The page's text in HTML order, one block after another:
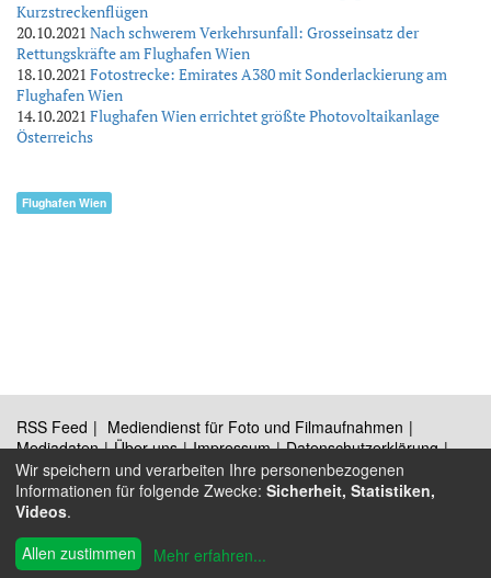
Kurzstreckenflügen
20.10.2021 Nach schwerem Verkehrsunfall: Grosseinsatz der
Rettungskräfte am Flughafen Wien
18.10.2021 Fotostrecke: Emirates A380 mit Sonderlackierung am
Flughafen Wien
14.10.2021 Flughafen Wien errichtet größte Photovoltaikanlage
Österreichs
Flughafen Wien
RSS Feed
Mediendienst für Foto und Filmaufnahmen
Mediadaten
Über uns Impressum
Datenschutzerklärung
Kontakt
© 2009 - 2026 Austrian Wings®
Wir speichern und verarbeiten Ihre personenbezogenen
Informationen für folgende Zwecke: Sicherheit, Statistiken,
Videos.
Allen zustimmen
Mehr erfahren...